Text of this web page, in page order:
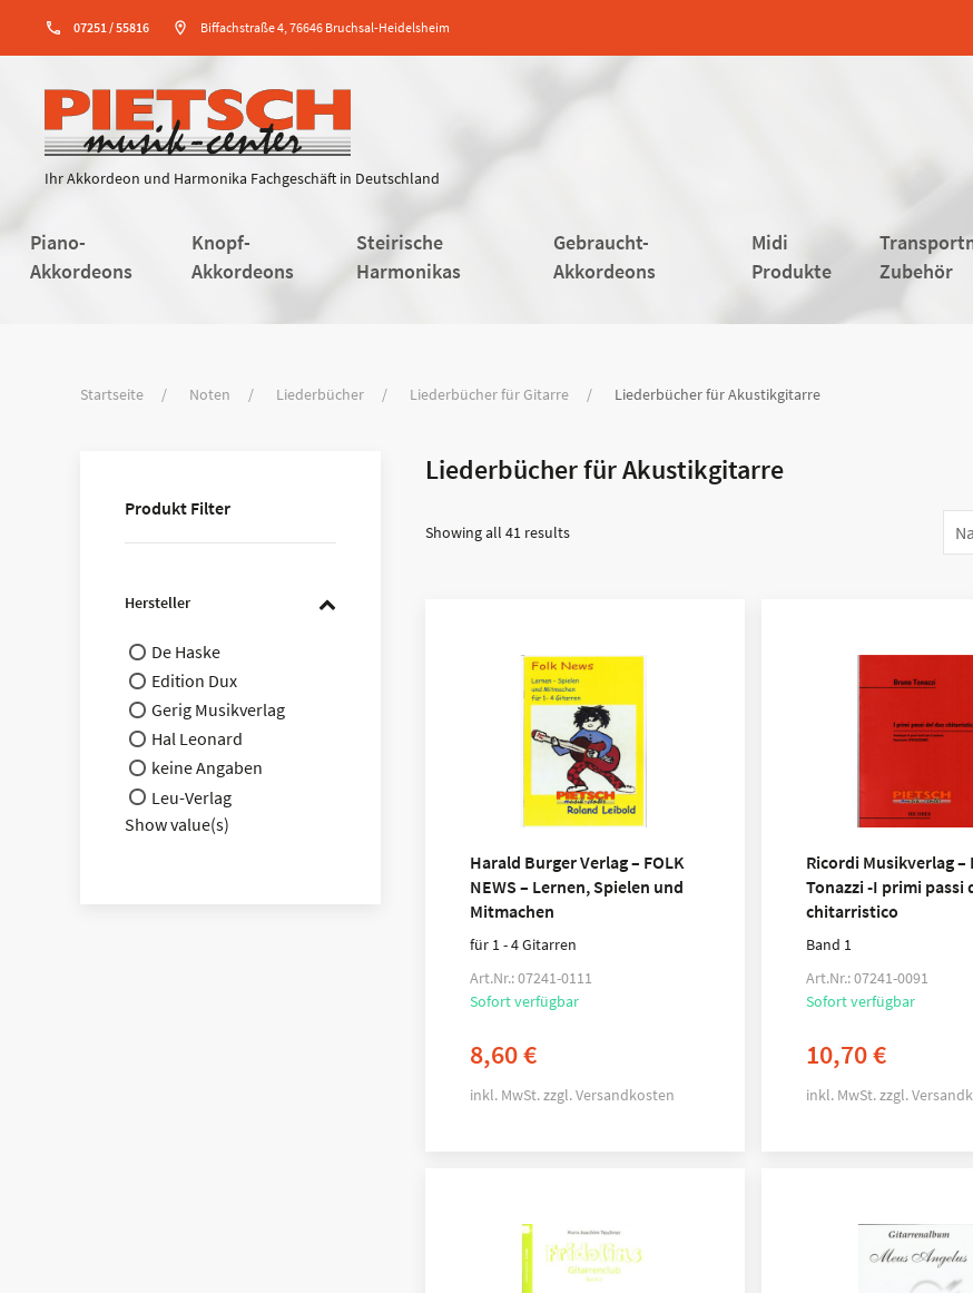
phone 07251 / 55816 location_on Biffachstraße 4, 76646 Bruchsal-Heidelsheim
Ihr Akkordeon und Harmonika Fachgeschäft in Deutschland
Piano-
Akkordeons
Knopf-
Akkordeons
Steirische
Harmonikas
Gebraucht-
Akkordeons
Midi
Produkte
Zubehör
Startseite Noten Liederbücher Liederbücher für Gitarre Liederbücher für Akustikgitarre
Produkt Filter
Hersteller
De Haske
Edition Dux
Gerig Musikverlag
Hal Leonard
keine Angaben
Leu-Verlag
Show value(s)
Liederbücher für Akustikgitarre
Showing all 41 results
Harald Burger Verlag – FOLK
NEWS – Lernen, Spielen und
Mitmachen
für 1 - 4 Gitarren
Art.Nr.: 07241-0111
Sofort verfügbar
8,60€
inkl. MwSt.zzgl.Versandkosten
Ricordi Musikverlag –
Tonazzi -I primi passi
chitarristico
Band 1
Art.Nr.: 07241-0091
Sofort verfügbar
10,70€
inkl. MwSt.zzgl.